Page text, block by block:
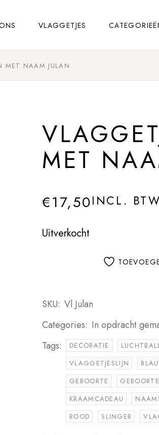
VLAGGETJES
MET NAAM JULAN
MET
€17,50INCL. BTW
Uitverkocht
SKU: Vl Julan
Categories: In opdracht
Tags:
DECORATIE
VLAGGETJESLIJN
GEBOORTE
KRAAMCADEAU
ROOD
SLINGER